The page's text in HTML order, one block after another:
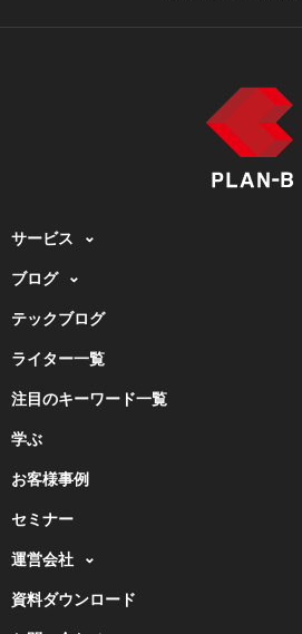
サービス
ブログ
テックブログ
ライター一覧
注目のキーワード一覧
学ぶ
お客様事例
セミナー
運営会社
資料ダウンロード